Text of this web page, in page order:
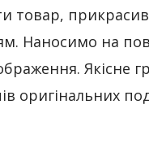
товар,
Наносимо на
Якісне
оригінальних